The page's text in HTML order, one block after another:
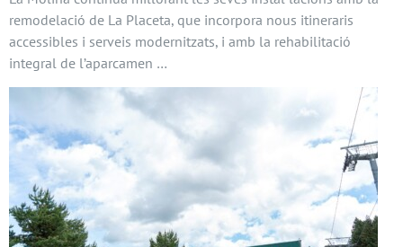
remodelació de La Placeta, que incorpora nous itineraris
accessibles i serveis modernitzats, i amb la rehabilitació
integral de l’aparcamen …